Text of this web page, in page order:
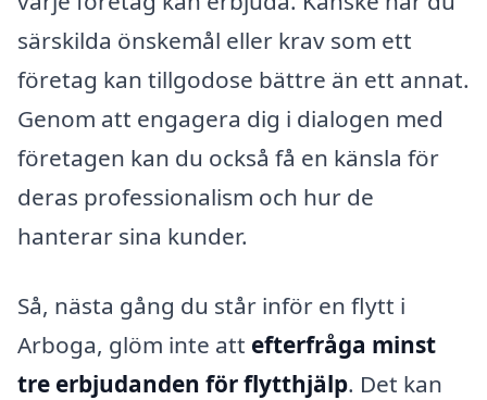
särskilda önskemål eller krav som ett
företag kan tillgodose bättre än ett annat.
Genom att engagera dig i dialogen med
företagen kan du också få en känsla för
deras professionalism och hur de
hanterar sina kunder.
Så, nästa gång du står inför en flytt i
Arboga, glöm inte att efterfråga minst
tre erbjudanden för flytthjälp. Det kan